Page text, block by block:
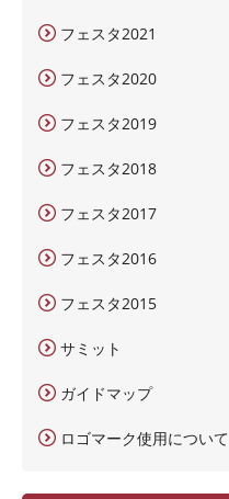
フェスタ2021
フェスタ2020
フェスタ2019
フェスタ2018
フェスタ2017
フェスタ2016
フェスタ2015
サミット
ガイドマップ
ロゴマーク使用について